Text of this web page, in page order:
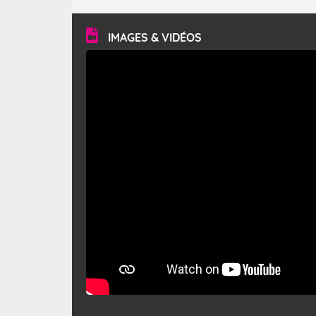
vitesse moyenne de 50 km/h et atteindre 80 à 100 km/h
en rafales, parfois davantage. Il parcourt la basse vallée
du Rhône et la Provence et envahit le littoral
méditerranéen à partir de la Camargue.
IMAGES & VIDÉOS